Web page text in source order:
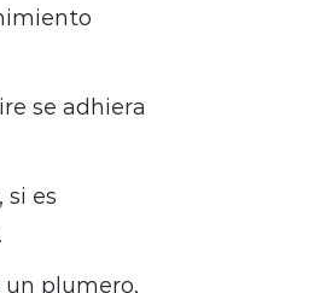
se adhiera
es
plumero,